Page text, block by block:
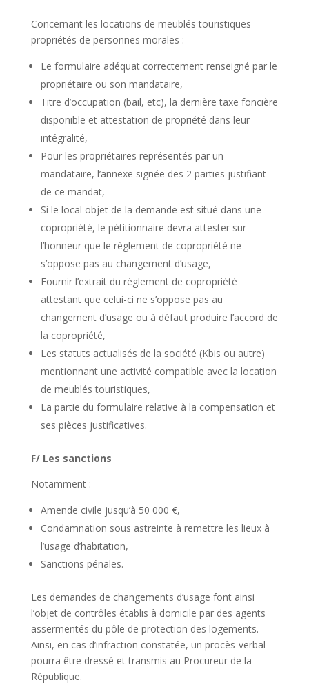
Concernant les locations de meublés touristiques
propriétés de personnes morales :
Le formulaire adéquat correctement renseigné par le
propriétaire ou son mandataire,
Titre d’occupation (bail, etc), la dernière taxe foncière
disponible et attestation de propriété dans leur
intégralité,
Pour les propriétaires représentés par un
mandataire, l’annexe signée des 2 parties justifiant
de ce mandat,
Si le local objet de la demande est situé dans une
copropriété, le pétitionnaire devra attester sur
l’honneur que le règlement de copropriété ne
s’oppose pas au changement d’usage,
Fournir l’extrait du règlement de copropriété
attestant que celui-ci ne s’oppose pas au
changement d’usage ou à défaut produire l’accord de
la copropriété,
Les statuts actualisés de la société (Kbis ou autre)
mentionnant une activité compatible avec la location
de meublés touristiques,
La partie du formulaire relative à la compensation et
ses pièces justificatives.
F/ Les sanctions
Notamment :
Amende civile jusqu’à 50 000 €,
Condamnation sous astreinte à remettre les lieux à
l’usage d’habitation,
Sanctions pénales.
Les demandes de changements d’usage font ainsi
l’objet de contrôles établis à domicile par des agents
assermentés du pôle de protection des logements.
Ainsi, en cas d’infraction constatée, un procès-verbal
pourra être dressé et transmis au Procureur de la
République.